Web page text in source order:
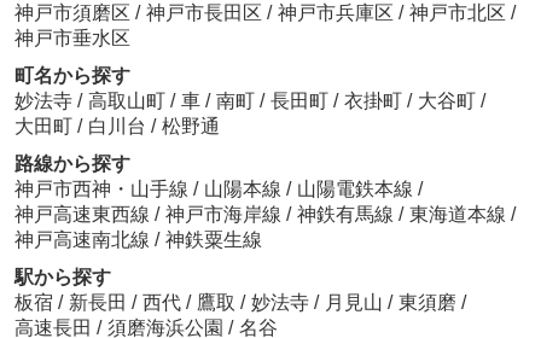
神戸市須磨区 / 神戸市長田区 / 神戸市兵庫区 / 神戸市北区 /
神戸市垂水区
町名から探す
妙法寺 / 高取山町 / 車 / 南町 / 長田町 / 衣掛町 / 大谷町 /
大田町 / 白川台 / 松野通
路線から探す
神戸市西神・山手線 / 山陽本線 / 山陽電鉄本線 /
神戸高速東西線 / 神戸市海岸線 / 神鉄有馬線 / 東海道本線 /
神戸高速南北線 / 神鉄粟生線
駅から探す
板宿 / 新長田 / 西代 / 鷹取 / 妙法寺 / 月見山 / 東須磨 /
高速長田 / 須磨海浜公園 / 名谷